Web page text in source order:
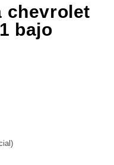
chevrolet
bajo